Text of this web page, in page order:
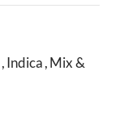
,Indica,Mix &